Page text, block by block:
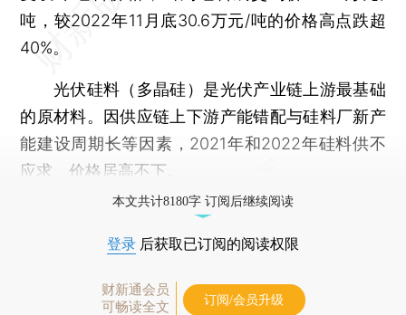
吨，较2022年11月底30.6万元/吨的价格高点跌超
40%。
光伏硅料（多晶硅）是光伏产业链上游最基础
的原材料。因供应链上下游产能错配与硅料厂新产
能建设周期长等因素，2021年和2022年硅料供不
应求、价格居高不下。
本文共计8180字 订阅后继续阅读
登录 后获取已订阅的阅读权限
财新通会员
可畅读全文
订阅/会员升级